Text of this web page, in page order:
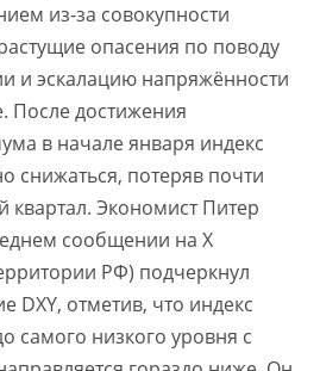
из-за совокупности
опасения по поводу
и эскалацию напряжённости
После достижения
в начале января индекс
снижаться, потеряв почти
квартал. Экономист Питер
сообщении на X
РФ) подчеркнул
DXY, отметив, что индекс
самого низкого уровня с